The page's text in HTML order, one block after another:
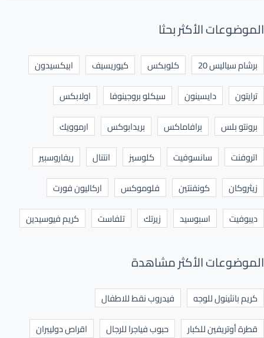
الموضوعات الأكثر بحثا
برشام سياليس 20 كلوبكس كيوريسيف
ابيكسيدون
ترايتون
دايسينون سيكلو بروجينوفا
اولابكس
برونتو بلس
برافاماكس بريدابوكس
ارموويك
اتروفنت
سانسوفيت كلوسيز انتنال
ريفاروسبير
زيثروكان
كونفنتين فلوموكس
اركاليون فورت
ديبوفيت
اسبوسيد زيرتك تلفاست كريم فيوسيدين
الموضوعات الأكثر مشاهدة
كريم بانثينول للوجه
فيدروب نقط للاطفال
قطرة أوتريفين للكبار
حبوب فياجرا للرجال
اقراص دوليبران